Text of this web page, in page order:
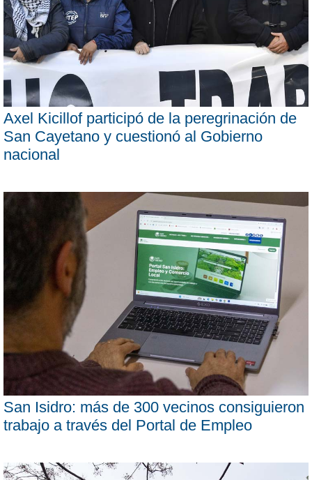
Axel Kicillof participó de la peregrinación de
San Cayetano y cuestionó al Gobierno
nacional
San Isidro: más de 300 vecinos consiguieron
trabajo a través del Portal de Empleo